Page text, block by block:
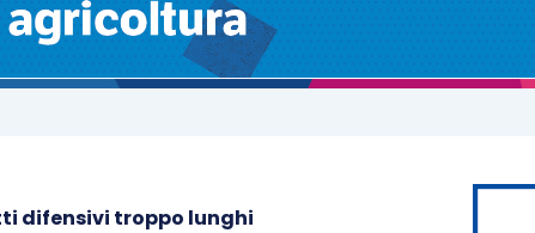
difensivi troppo lunghi